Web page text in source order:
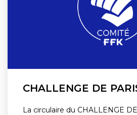
CHALLENGE DE
La circulaire du CHALLENGE